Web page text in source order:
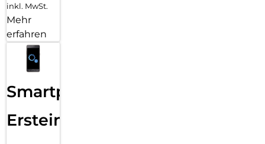
inkl. MwSt.
Mehr
erfahren
Smartphone
Ersteinrichtung